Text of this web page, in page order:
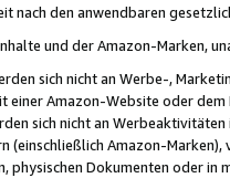
nach den anwendbaren
und der Amazon-Marken,
sich nicht an Werbe-,
einer Amazon-Website oder
sich nicht an
(einschließlich Amazon-
physischen Dokumenten oder in